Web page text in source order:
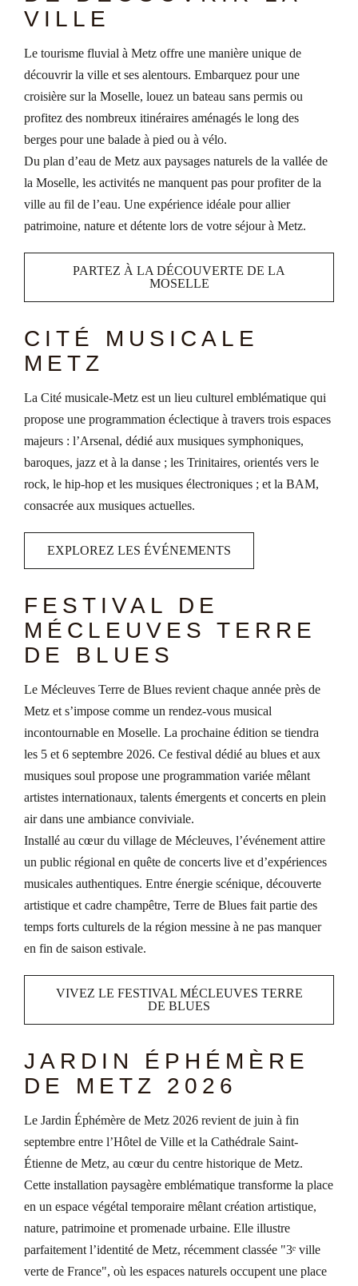
VILLE
Le tourisme fluvial à Metz offre une manière unique de
découvrir la ville et ses alentours. Embarquez pour une
croisière sur la Moselle, louez un bateau sans permis ou
profitez des nombreux itinéraires aménagés le long des
berges pour une balade à pied ou à vélo.
Du plan d’eau de Metz aux paysages naturels de la vallée de
la Moselle, les activités ne manquent pas pour profiter de la
ville au fil de l’eau. Une expérience idéale pour allier
patrimoine, nature et détente lors de votre séjour à Metz.
PARTEZ À LA DÉCOUVERTE DE LA
MOSELLE
CITÉ MUSICALE
METZ
La Cité musicale-Metz est un lieu culturel emblématique qui
propose une programmation éclectique à travers trois espaces
majeurs : l’Arsenal, dédié aux musiques symphoniques,
baroques, jazz et à la danse ; les Trinitaires, orientés vers le
rock, le hip-hop et les musiques électroniques ; et la BAM,
consacrée aux musiques actuelles.
EXPLOREZ LES ÉVÉNEMENTS
FESTIVAL DE
MÉCLEUVES TERRE
DE BLUES
Le Mécleuves Terre de Blues revient chaque année près de
Metz et s’impose comme un rendez-vous musical
incontournable en Moselle. La prochaine édition se tiendra
les 5 et 6 septembre 2026. Ce festival dédié au blues et aux
musiques soul propose une programmation variée mêlant
artistes internationaux, talents émergents et concerts en plein
air dans une ambiance conviviale.
Installé au cœur du village de Mécleuves, l’événement attire
un public régional en quête de concerts live et d’expériences
musicales authentiques. Entre énergie scénique, découverte
artistique et cadre champêtre, Terre de Blues fait partie des
temps forts culturels de la région messine à ne pas manquer
en fin de saison estivale.
VIVEZ LE FESTIVAL MÉCLEUVES TERRE
DE BLUES
JARDIN ÉPHÉMÈRE
DE METZ 2026
Le Jardin Éphémère de Metz 2026 revient de juin à fin
septembre entre l’Hôtel de Ville et la Cathédrale Saint-
Étienne de Metz, au cœur du centre historique de Metz.
Cette installation paysagère emblématique transforme la place
en un espace végétal temporaire mêlant création artistique,
nature, patrimoine et promenade urbaine. Elle illustre
parfaitement l’identité de Metz, récemment classée "3ᵉ ville
verte de France", où les espaces naturels occupent une place